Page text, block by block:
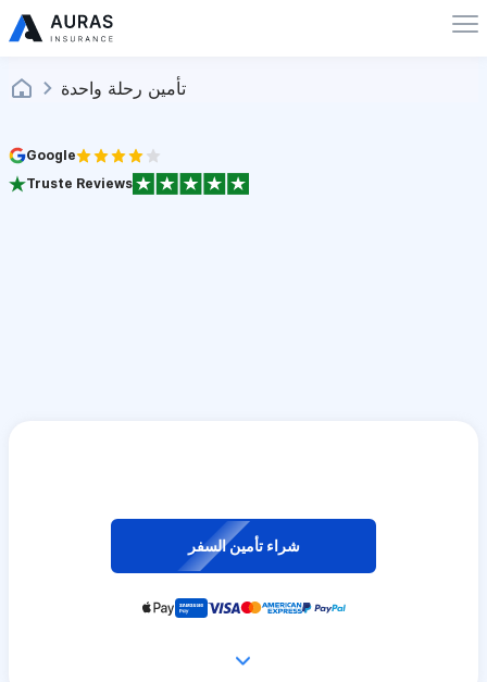
تأمين رحلة واحدة
Google
Truste Reviews
شراء تأمين السفر